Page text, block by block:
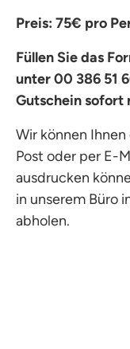
Preis: 75€ pro
Füllen Sie das
unter 00 386 51
Gutschein sofort
Wir können
Post oder per E-
ausdrucken
in unserem Büro
abholen.